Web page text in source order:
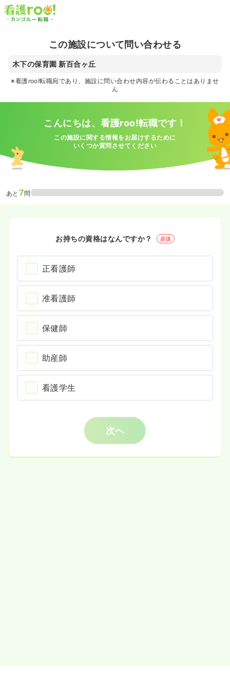
この施設について問い合わせる
木下の保育園 新百合ヶ丘
※看護roo!転職宛であり、施設に問い合わせ内容が伝わることはありませ
ん
こんにちは、看護roo!転職です！
この施設に関する情報をお届けするために
いくつか質問させてください
あと 7問
お持ちの資格はなんですか？ 必須
正看護師
准看護師
保健師
助産師
看護学生
次へ